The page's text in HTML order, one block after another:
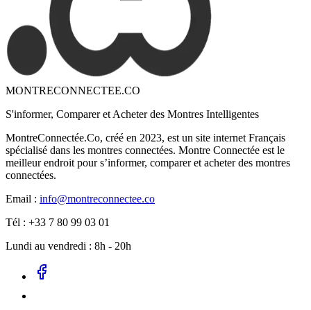
MONTRECONNECTEE.CO
S'informer, Comparer et Acheter des Montres Intelligentes
MontreConnectée.Co, créé en 2023, est un site internet Français
spécialisé dans les montres connectées. Montre Connectée est le
meilleur endroit pour s’informer, comparer et acheter des montres
connectées.
Email : info@montreconnectee.co
Tél : +33 7 80 99 03 01
Lundi au vendredi : 8h - 20h